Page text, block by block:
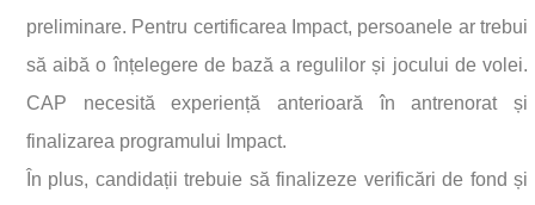
preliminare. Pentru certificarea Impact, persoanele ar trebui
să aibă o înțelegere de bază a regulilor și jocului de volei.
CAP necesită experiență anterioară în antrenorat și
finalizarea programului Impact.
În plus, candidații trebuie să finalizeze verificări de fond și